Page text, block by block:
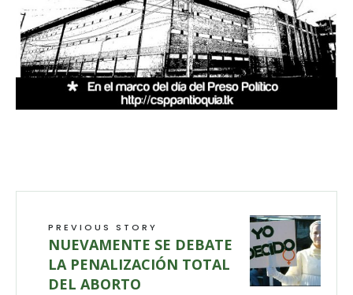
PREVIOUS STORY
NUEVAMENTE SE DEBATE
LA PENALIZACIÓN TOTAL
DEL ABORTO